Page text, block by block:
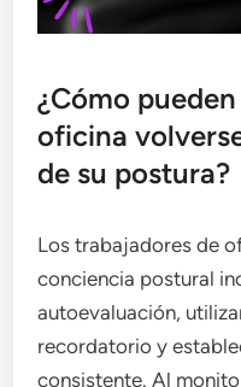
¿Cómo
oficina
de su postura?
Los trabajadores de
conciencia postural
autoevaluación,
recordatorio y
consistente. Al